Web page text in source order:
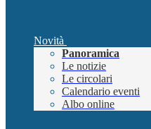
Novità
Panoramica
Le notizie
Le circolari
Calendario eventi
Albo online